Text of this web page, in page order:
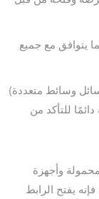
يتوافق مع جميع
وسائط متعددة)
للتأكد من
وأجهزة
يفتح الرابط